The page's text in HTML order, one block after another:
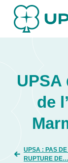
de
UPSA : PAS
RUPTURE DE…